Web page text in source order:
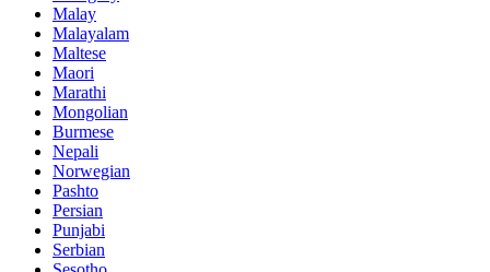
Malay
Malayalam
Maltese
Maori
Marathi
Mongolian
Burmese
Nepali
Norwegian
Pashto
Persian
Punjabi
Serbian